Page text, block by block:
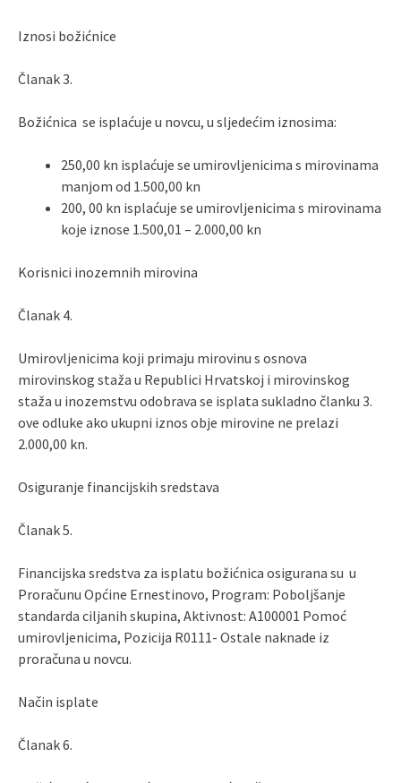
Iznosi božićnice
Članak 3.
Božićnica se isplaćuje u novcu, u sljedećim iznosima:
250,00 kn isplaćuje se umirovljenicima s mirovinama
manjom od 1.500,00 kn
200, 00 kn isplaćuje se umirovljenicima s mirovinama
koje iznose 1.500,01 – 2.000,00 kn
Korisnici inozemnih mirovina
Članak 4.
Umirovljenicima koji primaju mirovinu s osnova
mirovinskog staža u Republici Hrvatskoj i mirovinskog
staža u inozemstvu odobrava se isplata sukladno članku 3.
ove odluke ako ukupni iznos obje mirovine ne prelazi
2.000,00 kn.
Osiguranje financijskih sredstava
Članak 5.
Financijska sredstva za isplatu božićnica osigurana su u
Proračunu Općine Ernestinovo, Program: Poboljšanje
standarda ciljanih skupina, Aktivnost: A100001 Pomoć
umirovljenicima, Pozicija R0111- Ostale naknade iz
proračuna u novcu.
Način isplate
Članak 6.